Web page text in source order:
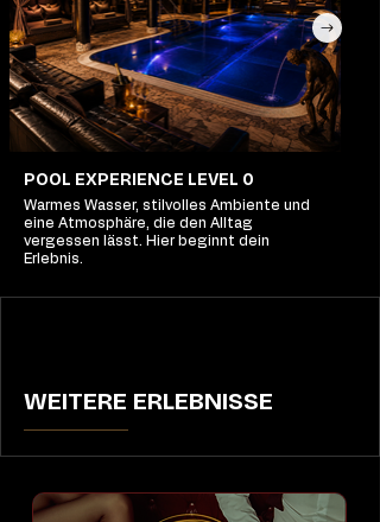
POOL EXPERIENCE LEVEL 0
Warmes Wasser, stilvolles Ambiente und
eine Atmosphäre, die den Alltag
vergessen lässt. Hier beginnt dein
Erlebnis.
WEITERE ERLEBNISSE